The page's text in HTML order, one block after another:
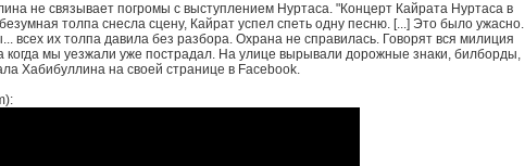
не связывает погромы с выступлением Нуртаса. "Концерт Кайрата Нуртаса в
толпа снесла сцену, Кайрат успел спеть одну песню. [...] Это было ужасно.
их толпа давила без разбора. Охрана не справилась. Говорят вся милиция
когда мы уезжали уже пострадал. На улице вырывали дорожные знаки, билборды,
Хабибуллина на своей странице в Facebook.